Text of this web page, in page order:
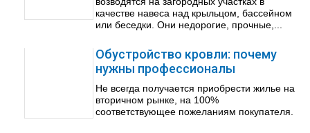
качестве навеса над крыльцом, бассейном
или беседки. Они недорогие, прочные,...
Обустройство кровли: почему
нужны профессионалы
Не всегда получается приобрести жилье на
вторичном рынке, на 100%
соответствующее пожеланиям покупателя.